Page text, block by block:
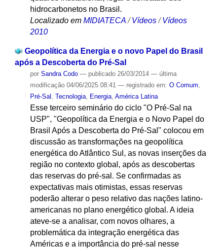
hidrocarbonetos no Brasil.
Localizado em MIDIATECA / Vídeos / Vídeos
2010
Geopolítica da Energia e o novo Papel do Brasil
após a Descoberta do Pré-Sal
por Sandra Codo — publicado26/03/2014 — última
modificação04/06/2025 08:41 — registrado em: O Comum,
Pré-Sal , Tecnologia, Energia, América Latina
Esse terceiro seminário do ciclo "O Pré-Sal na
USP", "Geopolítica da Energia e o Novo Papel do
Brasil Após a Descoberta do Pré-Sal" colocou em
discussão as transformações na geopolítica
energética do Atlântico Sul, as novas inserções da
região no contexto global, após as descobertas
das reservas do pré-sal. Se confirmadas as
expectativas mais otimistas, essas reservas
poderão alterar o peso relativo das nações latino-
americanas no plano energético global. A ideia
ateve-se a analisar, com novos olhares, a
problemática da integração energética das
Américas e a importância do pré-sal nesse